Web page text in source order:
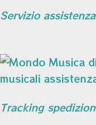
Servizio
Tracking